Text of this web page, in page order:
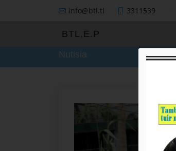
info@btl.tl 3311539
BTL,E.P
Nutisia